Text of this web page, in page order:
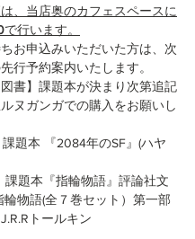
、当店奥のカフェスペースに
で行います。
お申込みいただいた方は、次
行予約案内いたします。
図書】課題本が決まり次第追記
ヌガンガでの購入をお願いし
課題本 『2084年のSF』(ハヤ
課題本『指輪物語』評論社文
輪物語(全７巻セット）第一部
トールキン